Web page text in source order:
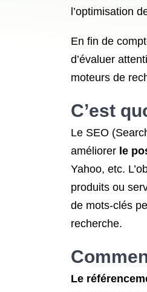
l’optimisation
En fin de
d’évaluer
moteurs de
C’est
Le SEO
améliorer le
Yahoo, etc.
produits ou
de mots-clés
recherche.
Le